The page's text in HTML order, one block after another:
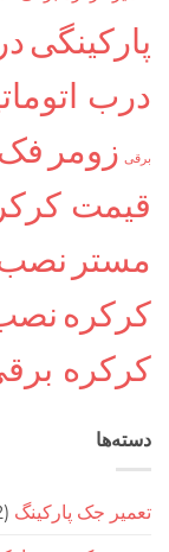
درب
فک
کرکره
نصب درب
نصب
برقی
جک پارکینگ (72)